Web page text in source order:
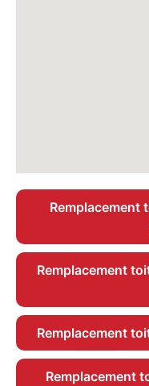
Remplacement
Remplacement
Remplacement
Remplacement